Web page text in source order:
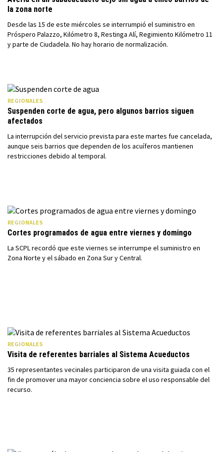
la zona norte
Desde las 15 de este miércoles se interrumpió el suministro en
Próspero Palazzo, Kilómetro 8, Restinga Alí, Regimiento Kilómetro 11
y parte de Ciudadela. No hay horario de normalización.
REGIONALES
Suspenden corte de agua, pero algunos barrios siguen
afectados
La interrupción del servicio prevista para este martes fue cancelada,
aunque seis barrios que dependen de los acuíferos mantienen
restricciones debido al temporal.
REGIONALES
Cortes programados de agua entre viernes y domingo
La SCPL recordó que este viernes se interrumpe el suministro en
Zona Norte y el sábado en Zona Sur y Central.
REGIONALES
Visita de referentes barriales al Sistema Acueductos
35 representantes vecinales participaron de una visita guiada con el
fin de promover una mayor conciencia sobre el uso responsable del
recurso.